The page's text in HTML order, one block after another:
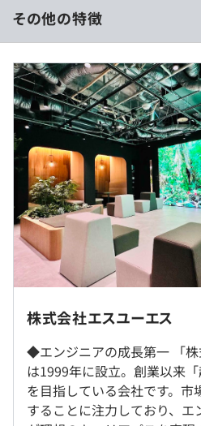
徹底的にリスクジャッジを行い
できる案件に拘った受注を行っ
◆教育体制充実
・月1回以上のメンバーコンタ
・3カ月に1回のキャリア面談（
・月1回程度、数十名規模の勉
◎メンバーの提案で外部講師
◆キャリア支援
・「HQ」という育成診断シス
指したいポジション／技術分野
・組織心理学に基づいた分析
・入社時とは異なる分野へのチ
◎エンジニアのキャリア形成専
ーあり
社内もしくはお客様先での勤務
就業場所の変更範囲
＜雇入時＞
東京オフィス・横浜オフィス・
様先
月給26万円～50万円＋各種手
※残業代全額支給（1分単位）
※経験や能力、前職給与などを
※各種手当も充実しています
★前職からの給与UP実績多数！
【年収601万円】29歳／入社5
円＋諸手当＋賞与）
【年収647万円】34歳／入社4
円＋諸手当＋賞与）
【年収840万円】46歳／入社7
（月給46万円＋諸手当＋賞与）
（※ 想定年収は年収提示額を保証
その他の特徴
株式会社エスユーエス
◆エンジニアの成長第一 「株
は1999年に設立。創業以来
を目指している会社です。
することに注力しており、エ